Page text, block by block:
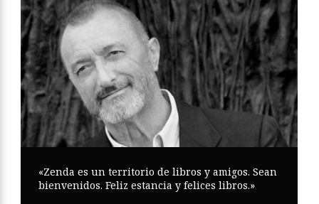
«Zenda es un territorio de libros y amigos. Sean
bienvenidos. Feliz estancia y felices libros.»